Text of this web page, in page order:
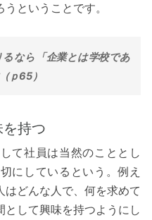
ということです。
なら「企業とは学校であ
ｐ65）
持つ
て社員は当然のこととし
にしているという。例え
どんな人で、何を求めて
して興味を持つようにし